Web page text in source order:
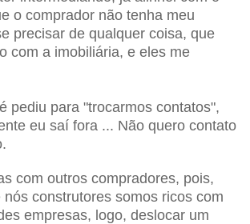
o comprador não tenha meu
precisar de qualquer coisa, que
com a imobiliária, e eles me
pediu para "trocarmos contatos",
eu saí fora ... Não quero contato
com outros compradores, pois,
construtores somos ricos com
empresas, logo, deslocar um